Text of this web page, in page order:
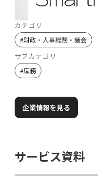
カテゴリ
#財政・人事総務・議会
サブカテゴリ
#庶務
企業情報を見る
サービス資料